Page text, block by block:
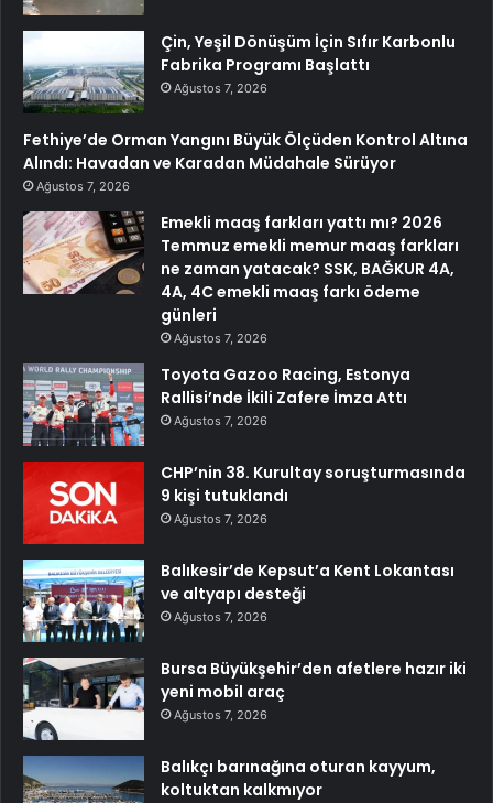
Çin, Yeşil Dönüşüm İçin Sıfır Karbonlu
Fabrika Programı Başlattı
Ağustos 7, 2026
Fethiye’de Orman Yangını Büyük Ölçüden Kontrol Altına
Alındı: Havadan ve Karadan Müdahale Sürüyor
Ağustos 7, 2026
Emekli maaş farkları yattı mı? 2026
Temmuz emekli memur maaş farkları
ne zaman yatacak? SSK, BAĞKUR 4A,
4A, 4C emekli maaş farkı ödeme
günleri
Ağustos 7, 2026
Toyota Gazoo Racing, Estonya
Rallisi’nde İkili Zafere İmza Attı
Ağustos 7, 2026
CHP’nin 38. Kurultay soruşturmasında
9 kişi tutuklandı
Ağustos 7, 2026
Balıkesir’de Kepsut’a Kent Lokantası
ve altyapı desteği
Ağustos 7, 2026
Bursa Büyükşehir’den afetlere hazır iki
yeni mobil araç
Ağustos 7, 2026
Balıkçı barınağına oturan kayyum,
koltuktan kalkmıyor